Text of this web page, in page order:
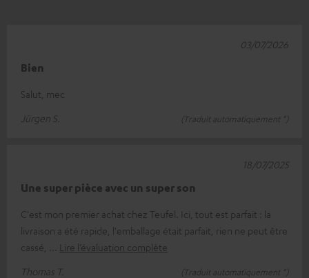
Bien
Salut, mec
Jürgen S.
(Traduit automatiquement *)
03/07/2026
Une super pièce avec un super son
C'est mon premier achat chez Teufel. Ici, tout est parfait : la
livraison a été rapide, l'emballage était parfait, rien ne peut être
cassé,
Lire l’évaluation complète
Thomas T.
(Traduit automatiquement *)
18/07/2025